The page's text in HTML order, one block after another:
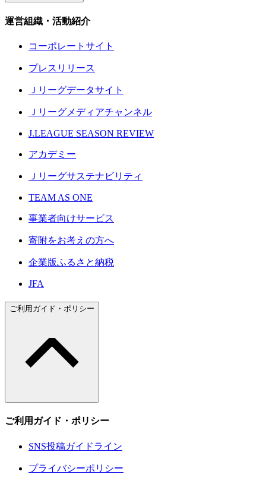
運営組織・活動紹介
コーポレートサイト
プレスリリース
Ｊリーグデータサイト
Ｊリーグメディアチャンネル
J.LEAGUE SEASON REVIEW
アカデミー
Ｊリーグサステナビリティ
TEAM AS ONE
事業者向けサービス
寄附をお考えの方へ
企業版ふるさと納税
JFA
ご利用ガイド・ポリシー
ご利用ガイド・ポリシー
SNS投稿ガイドライン
プライバシーポリシー